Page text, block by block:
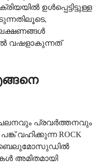
ഉൾപ്പെട്ടിട്ടുള്ള
വഷളാകുന്നത്
പ്രവർത്തനവും
വഹിക്കുന്ന ROCK
ബെലുമോസുഡിൽ
അമിതമായി